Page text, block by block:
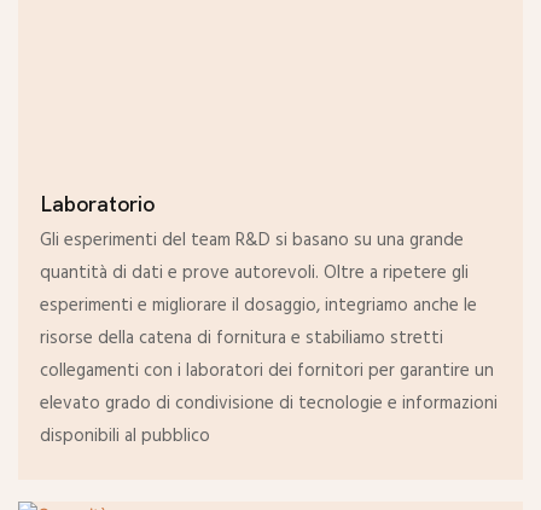
Laboratorio
Gli esperimenti del team R&D si basano su una grande
quantità di dati e prove autorevoli. Oltre a ripetere gli
esperimenti e migliorare il dosaggio, integriamo anche le
risorse della catena di fornitura e stabiliamo stretti
collegamenti con i laboratori dei fornitori per garantire un
elevato grado di condivisione di tecnologie e informazioni
disponibili al pubblico